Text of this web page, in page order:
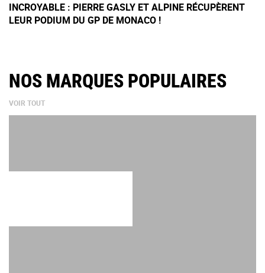
INCROYABLE : PIERRE GASLY ET ALPINE RÉCUPÈRENT
LEUR PODIUM DU GP DE MONACO !
NOS MARQUES POPULAIRES
VOIR TOUT